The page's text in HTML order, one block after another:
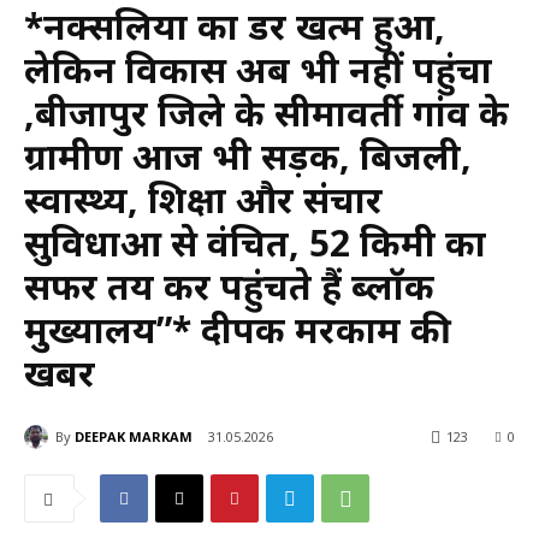
*नक्सलियों का डर खत्म हुआ,
लेकिन विकास अब भी नहीं पहुंचा
,बीजापुर जिले के सीमावर्ती गांव के
ग्रामीण आज भी सड़क, बिजली,
स्वास्थ्य, शिक्षा और संचार
सुविधाओं से वंचित, 52 किमी का
सफर तय कर पहुंचते हैं ब्लॉक
मुख्यालय”* दीपक मरकाम की
खबर
By DEEPAK MARKAM 31.05.2026 0
123